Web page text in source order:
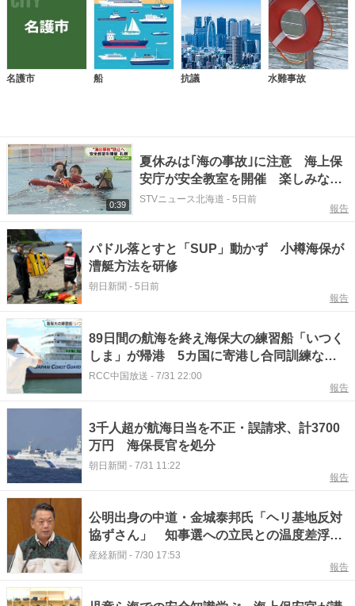
名護市 船 抗議 水難事故
0:39
夏休みは｢海の事故｣に注意 海上保
安庁が安全教室を開催 楽しみなが
ら意識高める 札幌市
STVニュース北海道 - 5日前
報告
パドル落とすと「SUP」動かず 小樽海保が
漕艇方法を研修
朝日新聞 - 5日前
報告
89日間の航海を終え海保大の練習船「いつく
しま」が帰港 5カ国に寄港し合同訓練など
を実施
RCC中国放送 - 7/31 22:00
報告
3千人超が航海日当を不正・誤請求、計3700
万円 海保長官を処分
朝日新聞 - 7/31 11:22
報告
公明出身の中道・金城泰邦氏「ヘリ基地反対
協ずさん」 知事選への立民との温度差浮き
彫り
産経新聞 - 7/30 17:53
報告